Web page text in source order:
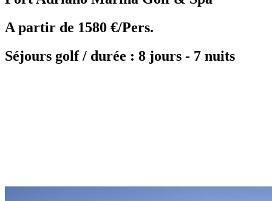
A partir de 1580 €/Pers.
Séjours golf / durée : 8 jours - 7 nuits